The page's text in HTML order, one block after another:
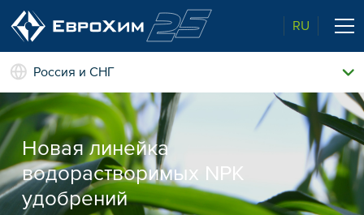
RU
Наши удобрения
О нас
Поддержка и сопровождение
Качество от лидера рынка
Агросервис
Агроэкспертиза
Новости и события
Россия и СНГ
Новая линейка
водорастворимых NPK
удобрений